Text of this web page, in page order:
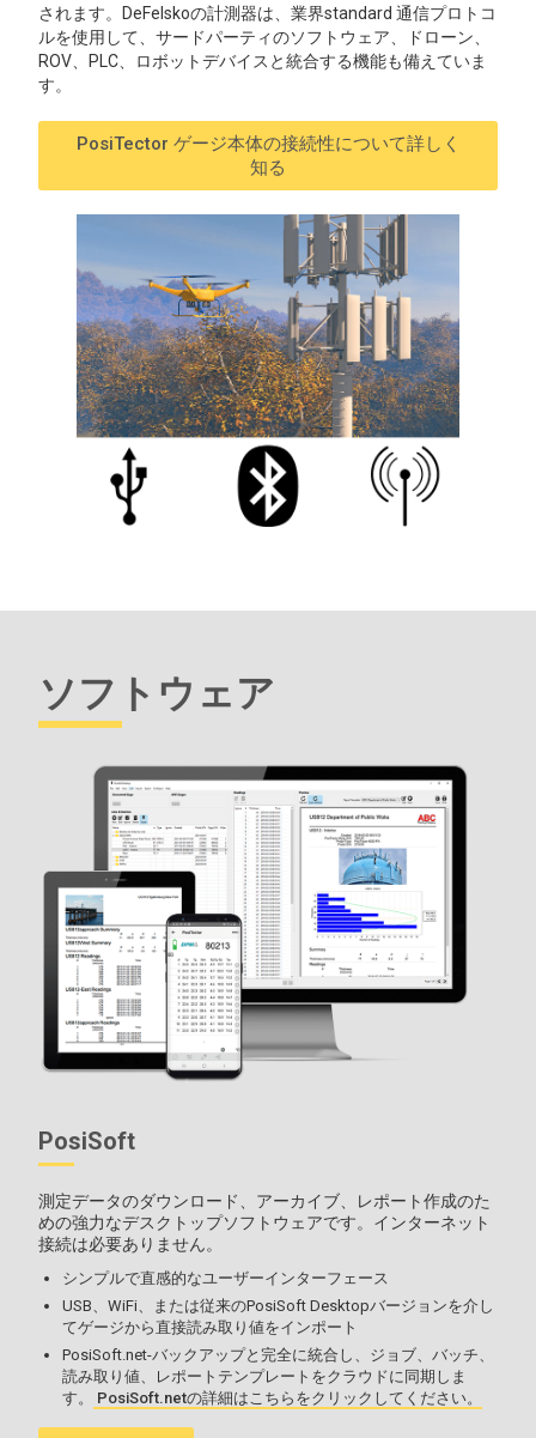
されます。DeFelskoの計測器は、業界standard 通信プロトコ
ルを使用して、サードパーティのソフトウェア、ドローン、
ROV、PLC、ロボットデバイスと統合する機能も備えていま
す。
PosiTector ゲージ本体の接続性について詳しく
知る
ソフトウェア
PosiSoft
測定データのダウンロード、アーカイブ、レポート作成のた
めの強力なデスクトップソフトウェアです。インターネット
接続は必要ありません。
シンプルで直感的なユーザーインターフェース
USB、WiFi、または従来のPosiSoft Desktopバージョンを介し
てゲージから直接読み取り値をインポート
PosiSoft.net-バックアップと完全に統合し、ジョブ、バッチ、
読み取り値、レポートテンプレートをクラウドに同期しま
す。
PosiSoft.netの詳細はこちらをクリックしてください。